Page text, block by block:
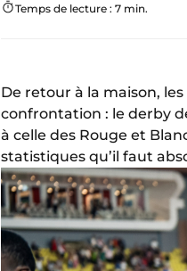
Temps de lecture : 7 min.
De retour à la maison, les
confrontation : le derby
à celle des Rouge et
statistiques qu’il faut